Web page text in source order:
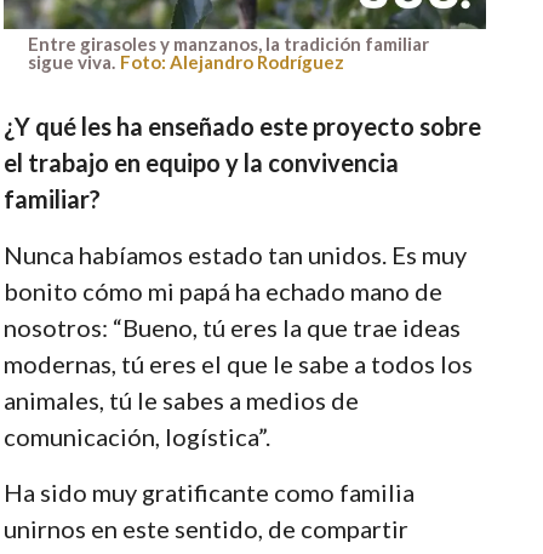
Entre girasoles y manzanos, la tradición familiar
sigue viva. Foto: Alejandro Rodríguez
¿Y qué les ha enseñado este proyecto sobre
el trabajo en equipo y la convivencia
familiar?
Nunca habíamos estado tan unidos. Es muy
bonito cómo mi papá ha echado mano de
nosotros: “Bueno, tú eres la que trae ideas
modernas, tú eres el que le sabe a todos los
animales, tú le sabes a medios de
comunicación, logística”.
Ha sido muy gratificante como familia
unirnos en este sentido, de compartir